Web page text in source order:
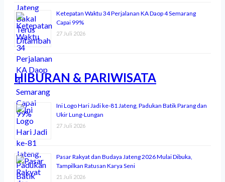
Ketepatan Waktu 34 Perjalanan KA Daop 4 Semarang
Capai 99%
27 Juli 2026
HIBURAN & PARIWISATA
Ini Logo Hari Jadi ke-81 Jateng, Padukan Batik Parang dan
Ukir Lung-Lungan
27 Juli 2026
Pasar Rakyat dan Budaya Jateng 2026 Mulai Dibuka,
Tampilkan Ratusan Karya Seni
21 Juli 2026